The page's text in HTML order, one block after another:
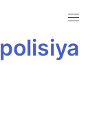
polisiya